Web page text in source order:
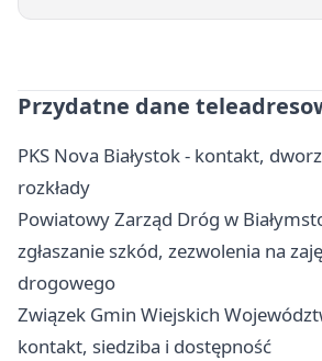
Przydatne dane
PKS Nova Białystok - kontakt,
rozkłady
Powiatowy Zarząd Dróg w
zgłaszanie szkód, zezwolenia na
drogowego
Związek Gmin Wiejskich
kontakt, siedziba i dostępność